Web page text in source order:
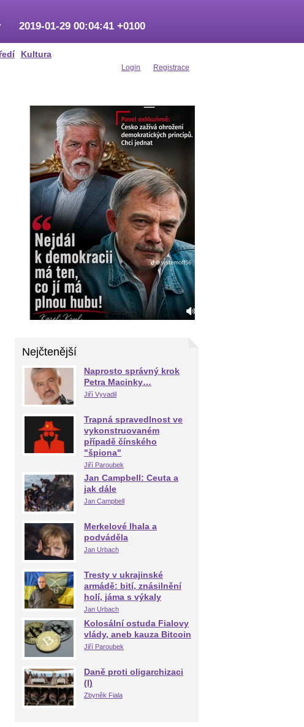
Kultura
2019-01-29 00:04:41 +0100
Login Registrace
Nejčtenější
Naprosto správný krok
Petra Macinky…
Jiří Vyvadil
Trapná spravedlnost ve
vykonstruovaném
případě čínského
"špiona"
Jiří Paroubek
Jan Campbell: Ceuta a
jak dále
Jan Campbell
Merkelové lhala a
podváděla
Jan Urbach
Tresty v ukrajinské
armádě: bití, znásilnění
holí, jáma s výkaly
Jan Urbach
Kolosální ostuda Fialovy
vlády, aneb kauza Bitcoin
Jiří Paroubek
Daně proti oligarchizaci
(I)
Zbyněk Fiala